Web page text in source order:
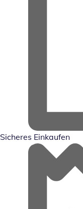
Sicheres Einkaufen